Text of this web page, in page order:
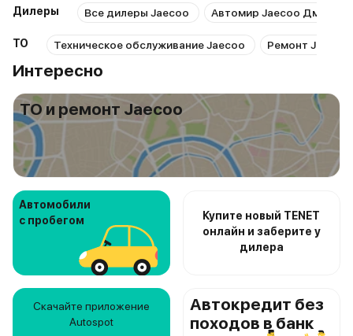
Дилеры Все дилеры Jaecoo Автомир Jaecoo
ТО Техническое обслуживание Jaecoo Ремонт Jaecoo
Интересно
ТО и ремонт Jaecoo
Автомобили
с пробегом
Купите новый TENET
онлайн и заберите у
дилера
Скачайте приложение
Autospot
Автокредит без
походов в банк